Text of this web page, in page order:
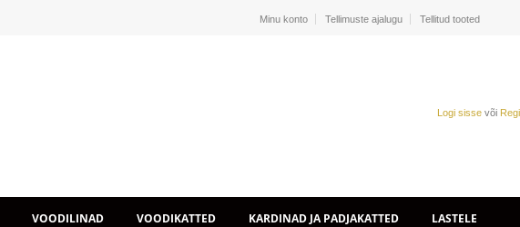
Minu konto Tellimuste ajalugu Tellitud tooted
Logi sisse või
VOODILINAD VOODIKATTED KARDINAD JA PADJAKATTED LASTELE